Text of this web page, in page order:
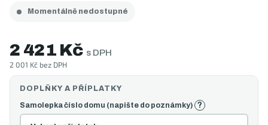
2 421 Kč s DPH
2 001 Kč bez DPH
Měrná
cena:
Momentálně nedostupné
Samolepka číslo domu (napište do poznámky) ?